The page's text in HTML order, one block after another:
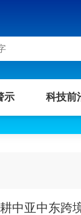
示 科技前
中亚中东跨